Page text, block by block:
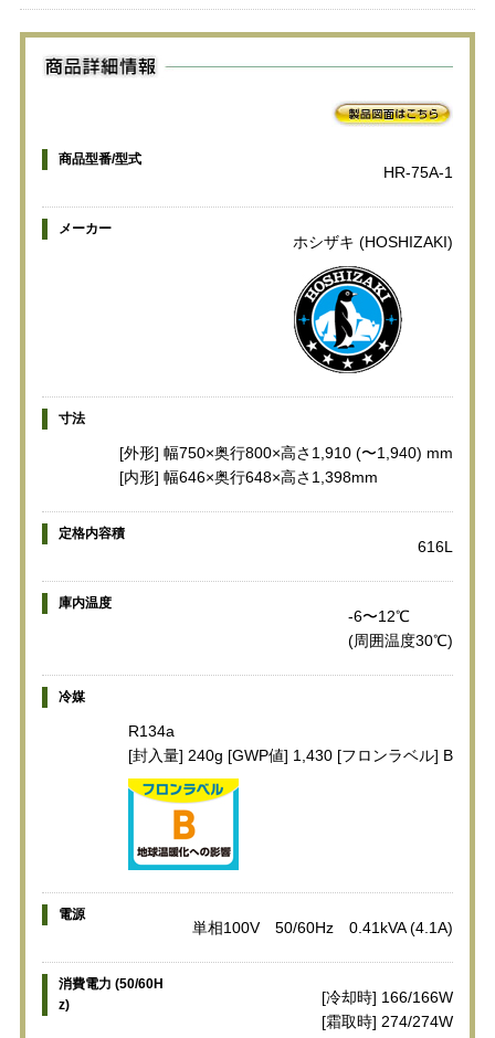
商品型番/型式
HR-75A-1
メーカー
ホシザキ (HOSHIZAKI)
寸法
[外形] 幅750×奥行800×高さ1,910 (〜1,940) mm
[内形] 幅646×奥行648×高さ1,398mm
定格内容積
616L
庫内温度
-6〜12℃
(周囲温度30℃)
冷媒
R134a
[封入量] 240g [GWP値] 1,430 [フロンラベル] B
電源
単相100V 50/60Hz 0.41kVA (4.1A)
消費電力 (50/60H
z)
[冷却時] 166/166W
[霜取時] 274/274W